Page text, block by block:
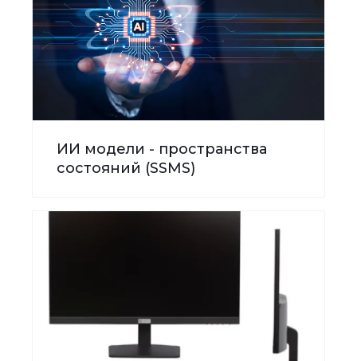
ИИ модели - пространства
состояний (SSMS)